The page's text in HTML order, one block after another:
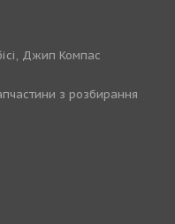
Джип Компас
з розбирання